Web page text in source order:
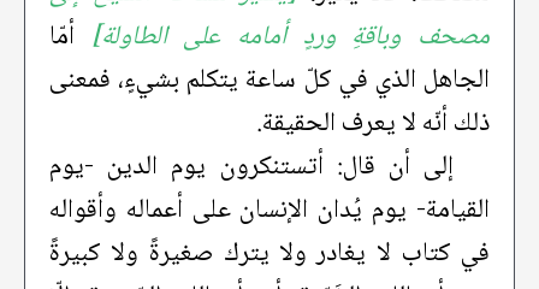
مصحف وباقةِ وردٍ أمامه على الطاولة] أمّا
الجاهل الذي في كلّ ساعة يتكلم بشيءٍ، فمعنى
ذلك أنّه لا يعرف الحقيقة.
إلى أن قال: أتستنكرون يوم الدين -يوم
القيامة- يوم يُدان الإنسان على أعماله وأقواله
في كتاب لا يغادر ولا يترك صغيرةً ولا كبيرةً